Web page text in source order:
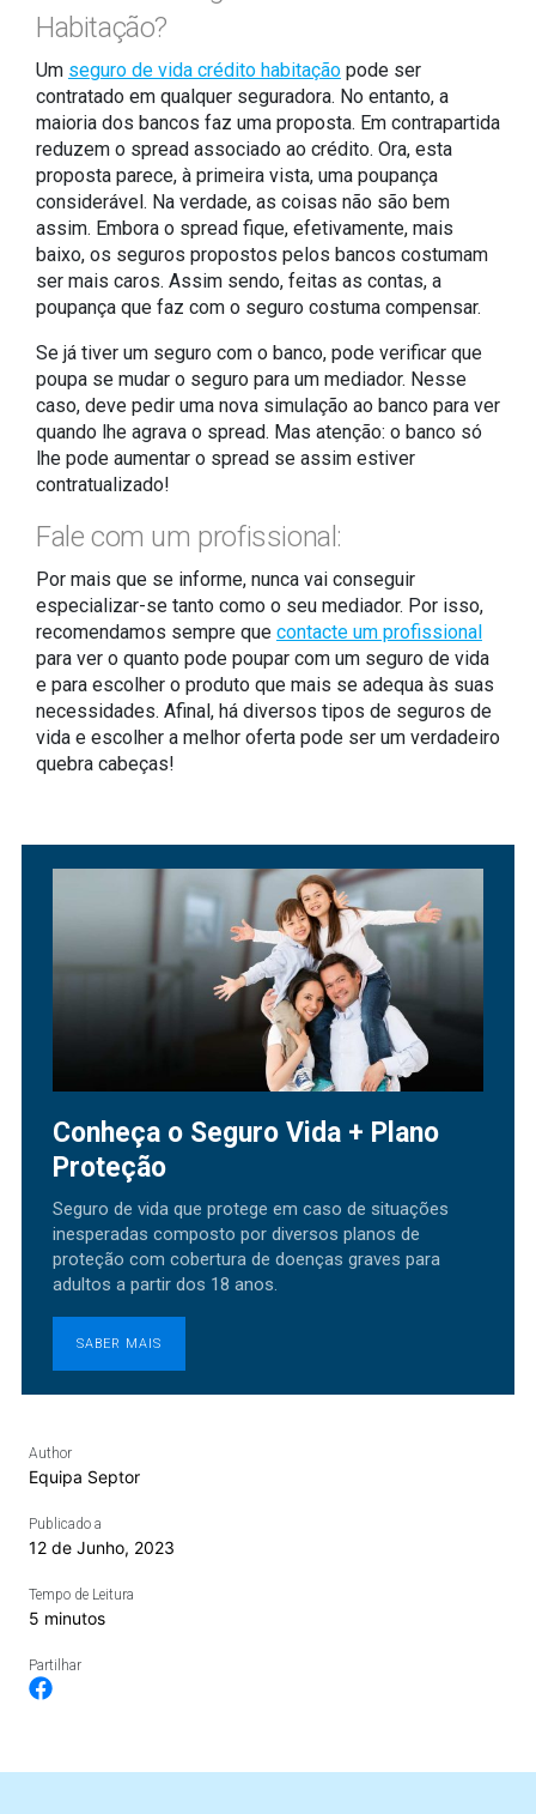
Habitação?
Um seguro de vida crédito habitaçãopode ser
contratado em qualquer seguradora. No entanto, a
maioria dos bancos faz uma proposta. Em contrapartida
reduzem o spread associado ao crédito. Ora, esta
proposta parece, à primeira vista, uma poupança
considerável. Na verdade, as coisas não são bem
assim. Embora o spread fique, efetivamente, mais
baixo, os seguros propostos pelos bancos costumam
ser mais caros. Assim sendo, feitas as contas, a
poupança que faz com o seguro costuma compensar.
Se já tiver um seguro com o banco, pode verificar que
poupa se mudar o seguro para um mediador. Nesse
caso, deve pedir uma nova simulação ao banco para ver
quando lhe agrava o spread. Mas atenção: o banco só
lhe pode aumentar o spread se assim estiver
contratualizado!
Fale com um profissional:
Por mais que se informe, nunca vai conseguir
especializar-se tanto como o seu mediador. Por isso,
recomendamos sempre que contacte um profissional
para ver o quanto pode poupar com um seguro de vida
e para escolher o produto que mais se adequa às suas
necessidades. Afinal, há diversos tipos de seguros de
vida e escolher a melhor oferta pode ser um verdadeiro
quebra cabeças!
Conheça o Seguro Vida + Plano
Proteção
Seguro de vida que protege em caso de situações
inesperadas composto por diversos planos de
proteção com cobertura de doenças graves para
adultos a partir dos 18 anos.
SABER MAIS
Author
Equipa Septor
Publicado a
12 de Junho, 2023
Tempo de Leitura
5 minutos
Partilhar